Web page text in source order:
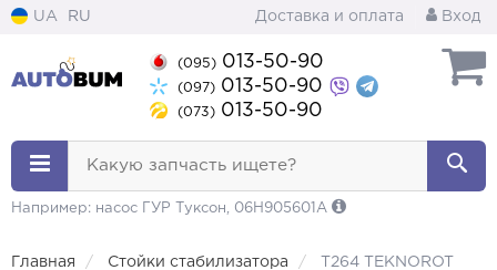
UA RU Доставка и оплата Вход
(095) 013-50-90
(097) 013-50-90
(073) 013-50-90
Какую запчасть ищете?
Например: насос ГУР Туксон, 06H905601A
Главная Стойки стабилизатора T264 TEKNOROT